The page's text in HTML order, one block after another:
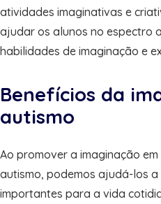
atividades imaginativas e
ajudar os alunos no espectro
habilidades de imaginação e
Benefícios da
autismo
Ao promover a imaginação
autismo, podemos ajudá-los
importantes para a vida